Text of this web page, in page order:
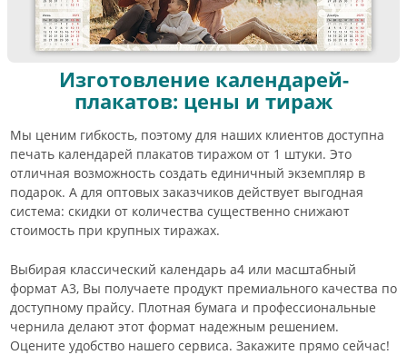
Изготовление календарей-
плакатов: цены и тираж
Мы ценим гибкость, поэтому для наших клиентов доступна
печать календарей плакатов тиражом от 1 штуки. Это
отличная возможность создать единичный экземпляр в
подарок. А для оптовых заказчиков действует выгодная
система: скидки от количества существенно снижают
стоимость при крупных тиражах.
Выбирая классический календарь а4 или масштабный
формат А3, Вы получаете продукт премиального качества по
доступному прайсу. Плотная бумага и профессиональные
чернила делают этот формат надежным решением.
Оцените удобство нашего сервиса. Закажите прямо сейчас!